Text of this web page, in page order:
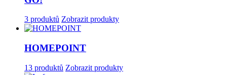
3 produktů Zobrazit produkty
HOMEPOINT
13 produktů Zobrazit produkty